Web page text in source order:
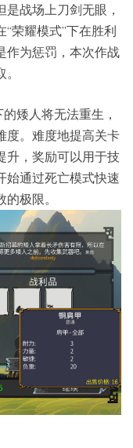
战场上刀剑无眼，
荣耀模式”下在胜利
作为惩罚，本次作战
矮人将无法重生，
度。难度地提高关卡
升，奖励可以用于技
始通过死亡模式快速
极限。